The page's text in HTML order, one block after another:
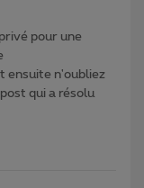
pour une
ensuite n'oubliez
qui a résolu